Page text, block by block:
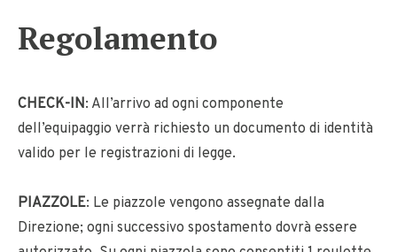
Regolamento
CHECK-IN: All’arrivo ad ogni componente
dell’equipaggio verrà richiesto un documento di identità
valido per le registrazioni di legge.
PIAZZOLE: Le piazzole vengono assegnate dalla
Direzione; ogni successivo spostamento dovrà essere